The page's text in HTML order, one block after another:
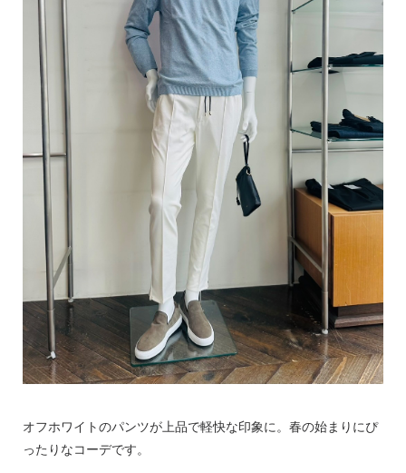
オフホワイトのパンツが上品で軽快な印象に。春の始まりにぴ
ったりなコーデです。